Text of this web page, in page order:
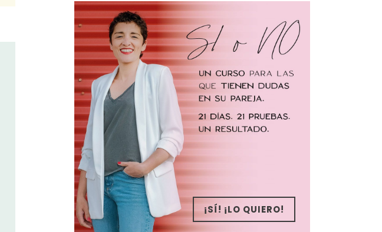
¡SÍ! ¡LO QUIERO!